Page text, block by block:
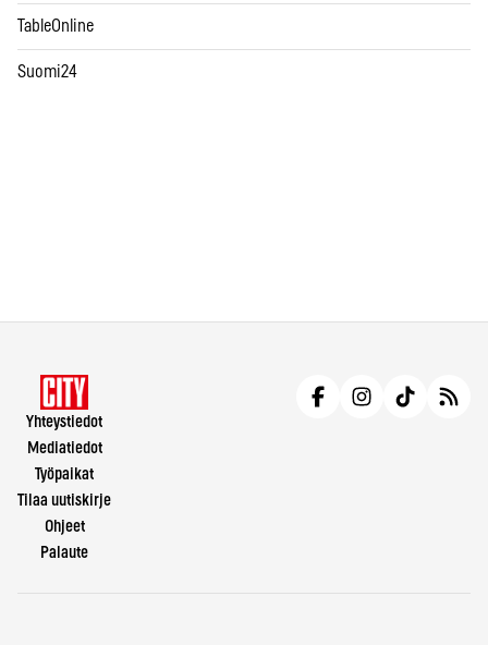
TableOnline
Suomi24
Yhteystiedot
Mediatiedot
Työpaikat
Tilaa uutiskirje
Ohjeet
Palaute